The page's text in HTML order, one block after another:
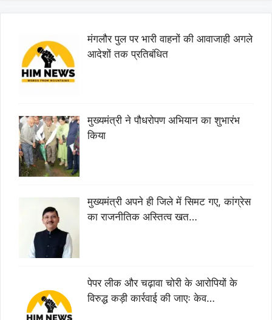
मंगलौर पुल पर भारी वाहनों की आवाजाही अगले
आदेशों तक प्रतिबंधित
मुख्यमंत्री ने पौधरोपण अभियान का शुभारंभ
किया
मुख्यमंत्री अपने ही जिले में सिमट गए, कांग्रेस
का राजनीतिक अस्तित्व खत…
पेपर लीक और चढ़ावा चोरी के आरोपियों के
विरुद्ध कड़ी कार्रवाई की जाएः केव…